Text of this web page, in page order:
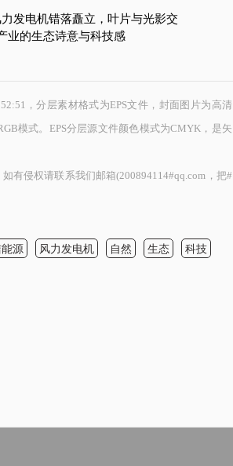
发电机错落矗立，叶片与光影交
业的生态诗意与科技感
，分层素材格式为EPS文件，封面图片为高清
模式。EPS分层源文件颜色模式为CMYK，是矢
有侵权请联系我们邮箱(200894114#qq.com，把#
源 风力发电机 自然 生态 科技